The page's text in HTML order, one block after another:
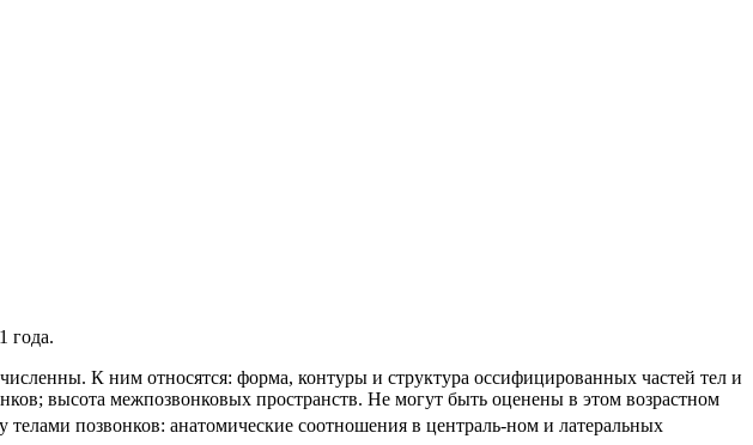
года.
К ним относятся: форма, контуры и структура оссифицированных частей тел и
высота межпозвонковых пространств. Не могут быть оценены в этом возрастном
позвонков: анатомические соотношения в централь-ном и латеральных